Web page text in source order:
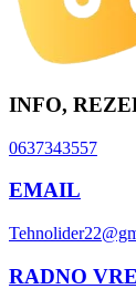
INFO,
0637343557
EMAIL
RADNO